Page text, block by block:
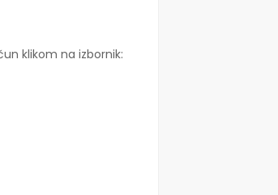
klikom na izbornik: